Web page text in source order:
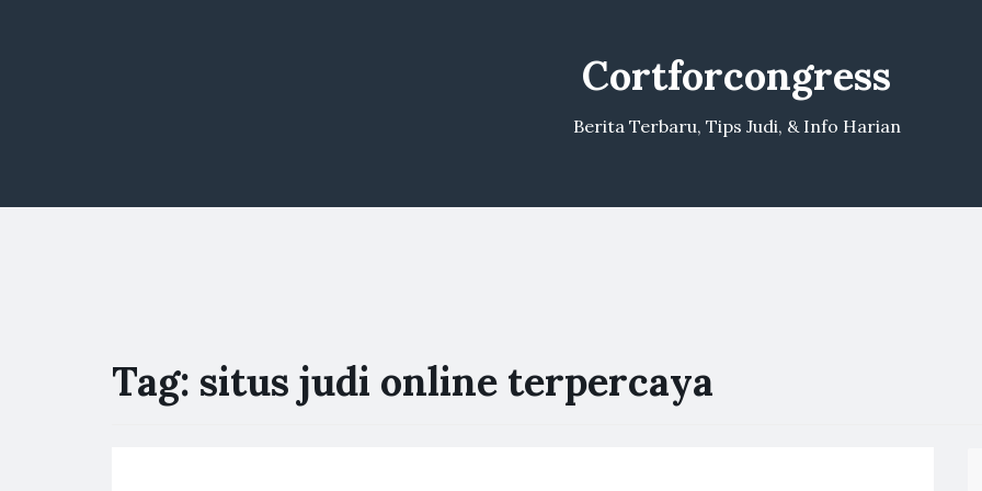
Cortforcongress
Berita Terbaru, Tips Judi, & Info Harian
Tag: situs judi online terpercaya